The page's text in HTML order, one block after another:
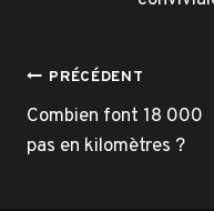
Navigation
de
l’article
PRÉCÉDENT
Combien font 18 000
pas en kilomètres ?